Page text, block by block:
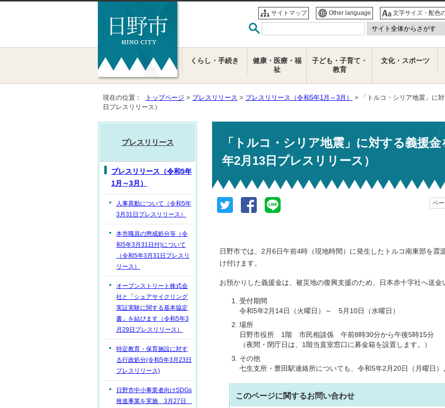
サイトマップ Other language 文字サイズ・配色
くらし・手続き
健康・医療・福
祉
子ども・子育て・
教育
文化・スポーツ
現在の位置： トップページ > プレスリリース > プレスリリース（令和5年1月～3月）
> 「トルコ・シリア地震」に
日プレスリリース）
「トルコ・シリア地震」に対する義援
年2月13日プレスリリース）
ペ
日野市では、2月6日午前4時（現地時間）に発生したトルコ南東部を震
け付けます。
お預かりした義援金は、被災地の復興支援のため、日本赤十字社へ送金
受付期間
令和5年2月14日（火曜日）～ 5月10日（水曜日）
場所
日野市役所 1階 市民相談係 午前8時30分から午後5時15分
（夜間・閉庁日は、1階当直室窓口に募金箱を設置します。）
その他
七生支所・豊田駅連絡所についても、令和5年2月20日（月曜日）
このページに関するお問い合わせ
プレスリリース
プレスリリース（令和5年
1月～3月）
人事異動について（令和5年
3月31日プレスリリース）
本市職員の懲戒処分等（令
和5年3月31日付)について
（令和5年3月31日プレスリ
リース）
オープンストリート株式会
社と「シェアサイクリング
実証実験に関する基本協定
書」を結びます（令和5年3
月29日プレスリリース）
特定教育・保育施設に対す
る行政処分(令和5年3月23日
プレスリリース)
日野市中小事業者向けSDGs
推進事業を実施 3月27日